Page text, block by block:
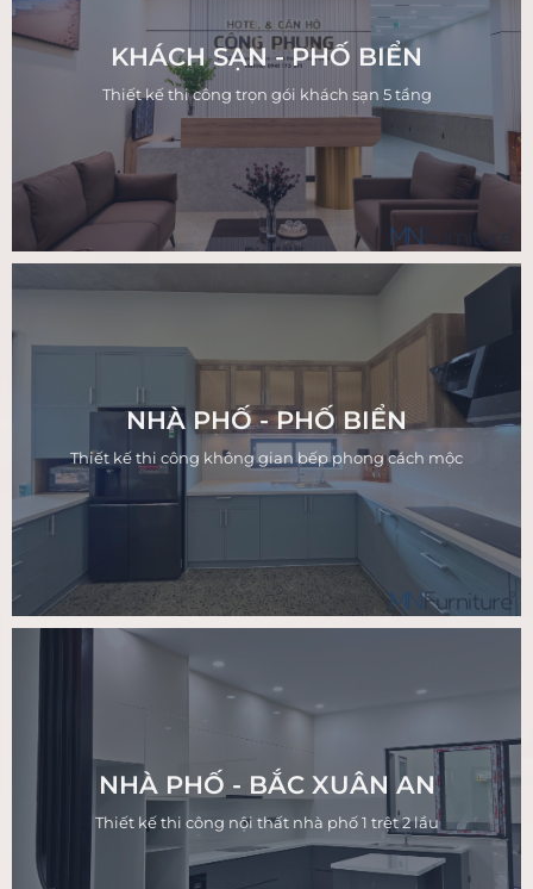
KHÁCH SẠN - PHỐ BIỂN
Thiết kế thi công trọn gói khách sạn 5 tầng
NHÀ PHỐ - PHỐ BIỂN
Thiết kế thi công không gian bếp phong cách mộc
NHÀ PHỐ - BẮC XUÂN AN
Thiết kế thi công nội thất nhà phố 1 trệt 2 lầu